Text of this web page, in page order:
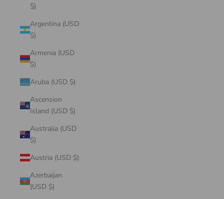
$)
Argentina (USD
$)
Armenia (USD
$)
Aruba (USD $)
Ascension
Island (USD $)
Australia (USD
$)
Austria (USD $)
Azerbaijan
(USD $)